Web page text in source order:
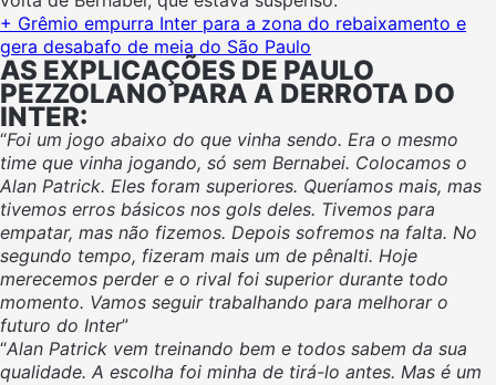
+ Grêmio empurra Inter para a zona do rebaixamento e
gera desabafo de meia do São Paulo
AS EXPLICAÇÕES DE PAULO
PEZZOLANO PARA A DERROTA DO
INTER:
“Foi um jogo abaixo do que vinha sendo. Era o mesmo
time que vinha jogando, só sem Bernabei. Colocamos o
Alan Patrick. Eles foram superiores. Queríamos mais, mas
tivemos erros básicos nos gols deles. Tivemos para
empatar, mas não fizemos. Depois sofremos na falta. No
segundo tempo, fizeram mais um de pênalti. Hoje
merecemos perder e o rival foi superior durante todo
momento. Vamos seguir trabalhando para melhorar o
futuro do Inter”
“Alan Patrick vem treinando bem e todos sabem da sua
qualidade. A escolha foi minha de tirá-lo antes. Mas é um